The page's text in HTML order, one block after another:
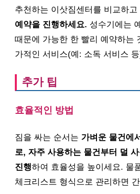
추천하는 이삿짐센터를 비교하고
예약을 진행하세요. 성수기에는
때문에 가능한 한 빨리 예약하는
가적인 서비스(예: 소독 서비스
추가 팁
효율적인 방법
짐을 싸는 순서는 가벼운 물건에
로, 자주 사용하는 물건부터 덜
진행하여 효율성을 높이세요. 물
체크리스트 형식으로 관리하면